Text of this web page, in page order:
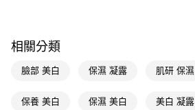
１．於結帳方式選擇「AFTEE先享後付」後，將
結帳頁面，進行簡訊認證並確認金額後，即可完
３．收到繳費通知簡訊後14天內，點擊此簡訊中
※ 請注意：結帳手續完成當下不需立刻繳費，但
付款後全家取貨
每筆NT$65，滿NT$390(含以上)免運費
相關分類
臉部 美白 保濕 凝露 肌研 保濕
保養 美白 保濕 美白 美白 凝露